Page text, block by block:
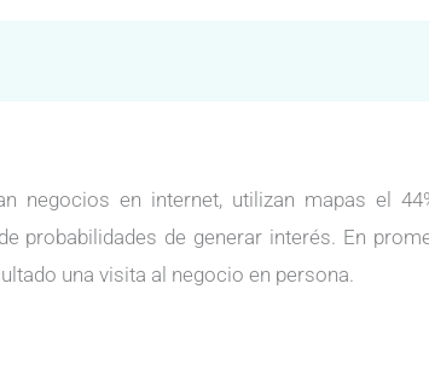
negocios en internet, utilizan mapas el
probabilidades de generar interés. En
una visita al negocio en persona.